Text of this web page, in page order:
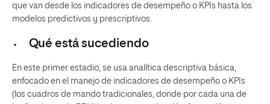
que van desde los indicadores de desempeño o KPIs hasta los
modelos predictivos y prescriptivos.
Qué está sucediendo
En este primer estadio, se usa analítica descriptiva básica,
enfocado en el manejo de indicadores de desempeño o KPIs
(los cuadros de mando tradicionales, donde por cada una de